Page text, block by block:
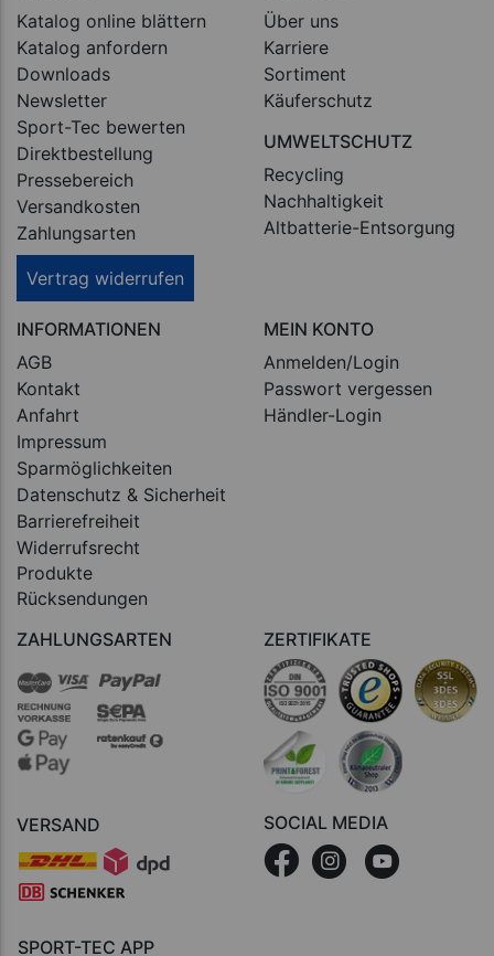
Katalog online blättern
Katalog anfordern
Downloads
Newsletter
Sport-Tec bewerten
Direktbestellung
Pressebereich
Versandkosten
Zahlungsarten
Vertrag widerrufen
Über uns
Karriere
Sortiment
Käuferschutz
UMWELTSCHUTZ
Recycling
Nachhaltigkeit
Altbatterie-Entsorgung
INFORMATIONEN
AGB
Kontakt
Anfahrt
Impressum
Sparmöglichkeiten
Datenschutz & Sicherheit
Barrierefreiheit
Widerrufsrecht
Produkte
Rücksendungen
MEIN KONTO
Anmelden/Login
Passwort vergessen
Händler-Login
ZAHLUNGSARTEN
VERSAND
ZERTIFIKATE
SOCIAL MEDIA
SPORT-TEC APP